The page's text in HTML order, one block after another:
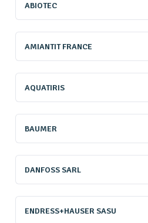
avant et pendant le salon, à
tous ceux qui n’ont pas pu se
durablement se référer en
ABIOTEC
AMIANTIT FRANCE
AQUATIRIS
BAUMER
DANFOSS SARL
ENDRESS+HAUSER SASU